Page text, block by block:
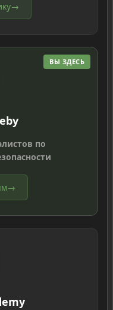
→
ВЫ ЗДЕСЬ
по
→